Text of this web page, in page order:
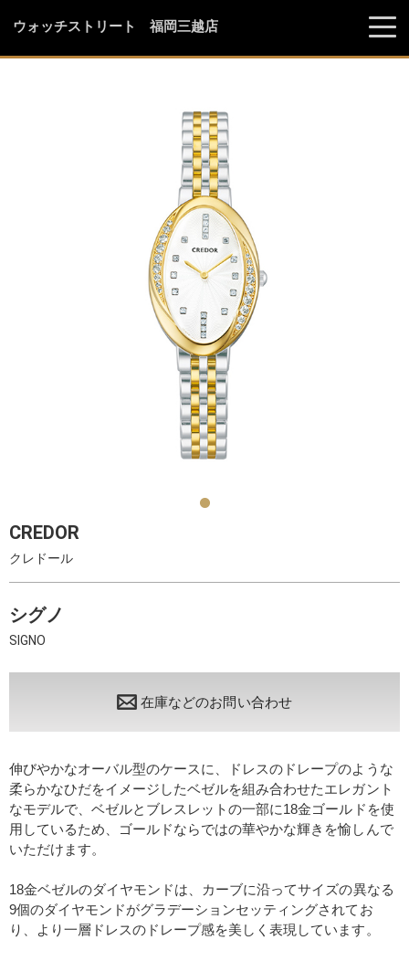
ウォッチストリート 福岡三越店
CREDOR
クレドール
シグノ
SIGNO
在庫などのお問い合わせ
伸びやかなオーバル型のケースに、ドレスのドレープのような
柔らかなひだをイメージしたベゼルを組み合わせたエレガント
なモデルで、ベゼルとブレスレットの一部に18金ゴールドを使
用しているため、ゴールドならではの華やかな輝きを愉しんで
いただけます。
18金ベゼルのダイヤモンドは、カーブに沿ってサイズの異なる
9個のダイヤモンドがグラデーションセッティングされてお
り、より一層ドレスのドレープ感を美しく表現しています。